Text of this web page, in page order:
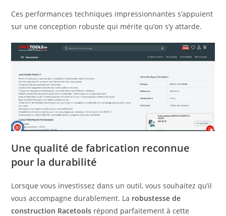
Ces performances techniques impressionnantes s’appuient
sur une conception robuste qui mérite qu’on s’y attarde.
Une qualité de fabrication reconnue
pour la durabilité
Lorsque vous investissez dans un outil, vous souhaitez qu’il
vous accompagne durablement. La robustesse de
construction Racetools répond parfaitement à cette